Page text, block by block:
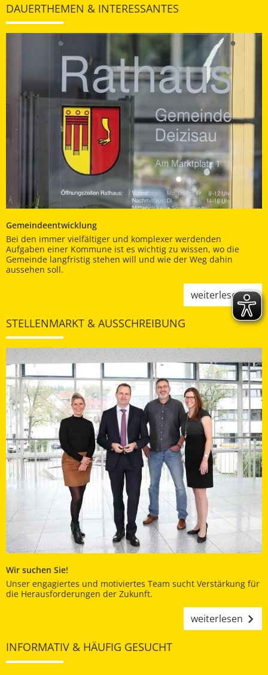
DAUERTHEMEN & INTERESSANTES
Gemeindeentwicklung
Bei den immer vielfältiger und komplexer werdenden
Aufgaben einer Kommune ist es wichtig zu wissen, wo die
Gemeinde langfristig stehen will und wie der Weg dahin
aussehen soll.
weiterlesen
STELLENMARKT & AUSSCHREIBUNG
Wir suchen Sie!
Unser engagiertes und motiviertes Team sucht Verstärkung für
die Herausforderungen der Zukunft.
weiterlesen
INFORMATIV & HÄUFIG GESUCHT